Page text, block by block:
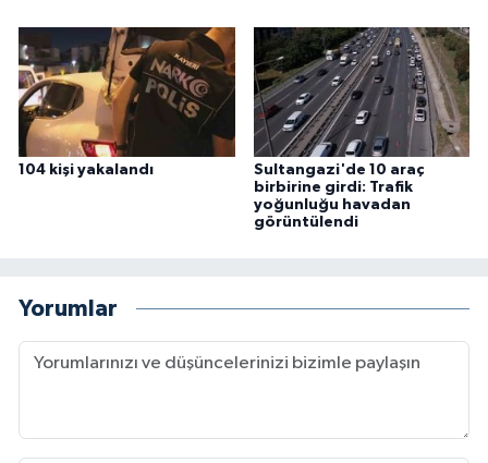
104 kişi yakalandı
Sultangazi'de 10 araç
birbirine girdi: Trafik
yoğunluğu havadan
görüntülendi
Yorumlar